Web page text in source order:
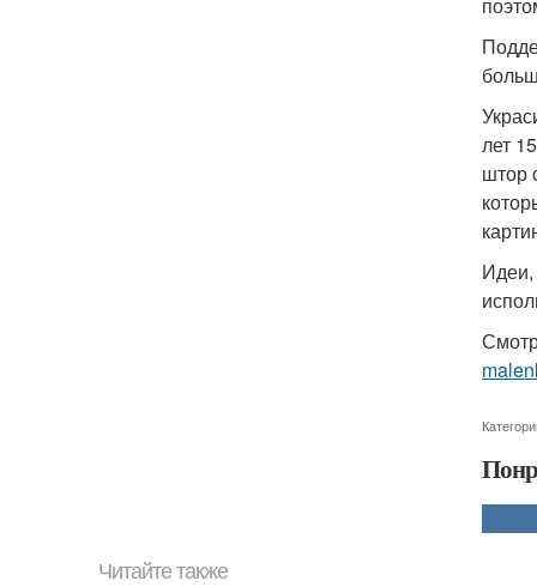
лет
штор
Идеи,
Читайте также